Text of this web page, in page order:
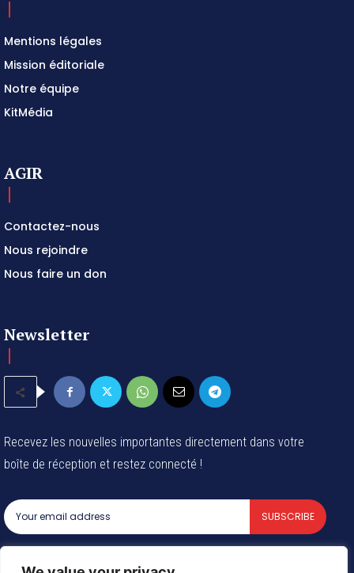
Mentions légales
Mission éditoriale
Notre équipe
KitMédia
AGIR
Contactez-nous
Nous rejoindre
Nous faire un don
Newsletter
Recevez les nouvelles importantes directement dans votre
boîte de réception et restez connecté !
SUBSCRIBE